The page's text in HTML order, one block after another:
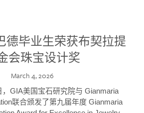
德毕业生荣获布契拉提
会珠宝设计奖
March 4, 2026
，GIA美国宝石研究院与 Gianmaria
联合颁发了第九届年度 Gianmaria